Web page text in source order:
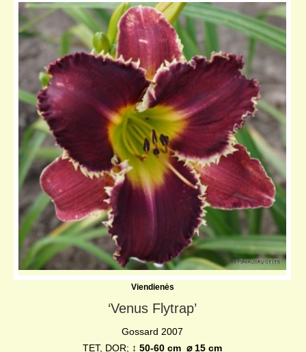
Viendienės
‘Venus Flytrap’
Gossard 2007
TET, DOR; ↨ 50-60 cm ⌀ 15 cm